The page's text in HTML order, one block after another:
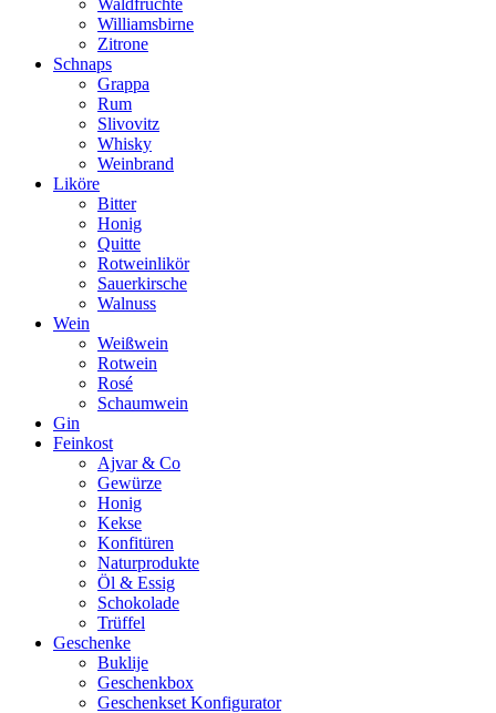
Waldfrüchte
Williamsbirne
Zitrone
Schnaps
Grappa
Rum
Slivovitz
Whisky
Weinbrand
Liköre
Bitter
Honig
Quitte
Rotweinlikör
Sauerkirsche
Walnuss
Wein
Weißwein
Rotwein
Rosé
Schaumwein
Gin
Feinkost
Ajvar & Co
Gewürze
Honig
Kekse
Konfitüren
Naturprodukte
Öl & Essig
Schokolade
Trüffel
Geschenke
Buklije
Geschenkbox
Geschenkset Konfigurator